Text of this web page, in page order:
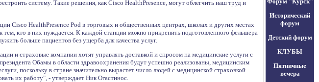
систему. Такие решения, как Cisco HealthPresence, могут облегчить наш труд и
Cisco HealthPresence Pod в торговых и общественных центрах, школах и других местах
кто в них нуждается. К каждой станции можно прикрепить подготовленного фельшера
больше пациентов без ущерба для качества услуг.
и страховые компании хотят управлять доставкой и спросом на медицинские услуги с
Обамы в области здравоохранения будут успешно реализованы, медицинским
поскольку в стране значительно вырастет число людей с медицинской страховкой.
их работу", - утверждает Ник Огастинос.
Исторический
форум
Детский форум
КЛУБЫ
Пятничные
вечера